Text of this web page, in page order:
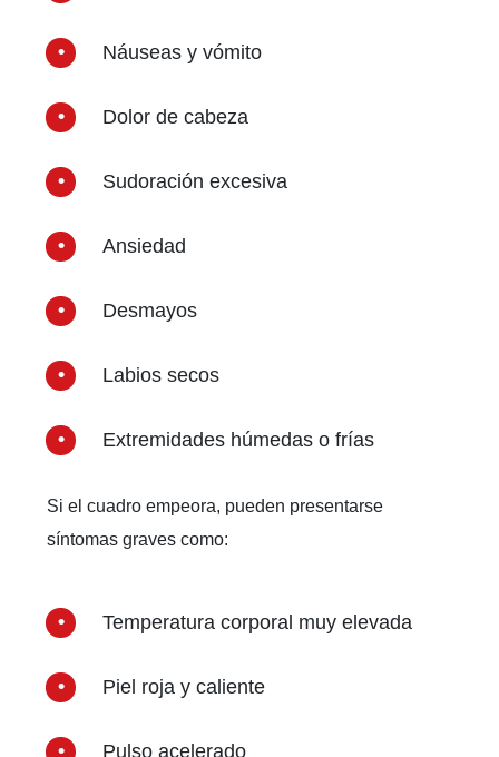
Náuseas y vómito
Dolor de cabeza
Sudoración excesiva
Ansiedad
Desmayos
Labios secos
Extremidades húmedas o frías
Si el cuadro empeora, pueden presentarse
síntomas graves como:
Temperatura corporal muy elevada
Piel roja y caliente
Pulso acelerado